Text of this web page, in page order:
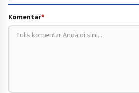
Komentar*